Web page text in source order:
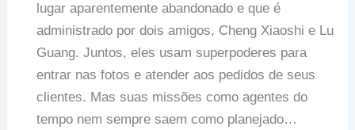
lugar aparentemente abandonado e que é
administrado por dois amigos, Cheng Xiaoshi e Lu
Guang. Juntos, eles usam superpoderes para
entrar nas fotos e atender aos pedidos de seus
clientes. Mas suas missões como agentes do
tempo nem sempre saem como planejado…